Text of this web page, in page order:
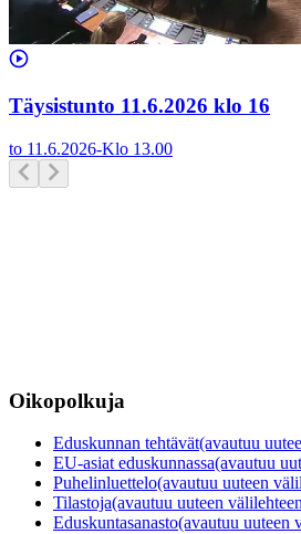
Täysistunto 11.6.2026 klo 16
to 11.6.2026-Klo 13.00
Oikopolkuja
Eduskunnan tehtävät(avautuu
EU-asiat eduskunnassa(avautuu
Puhelinluettelo(avautuu uuteen
Tilastoja(avautuu uuteen
Eduskuntasanasto(avautuu uuteen